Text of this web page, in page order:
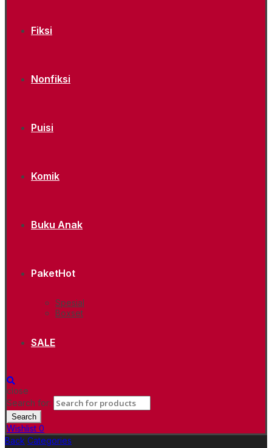
Fiksi
Nonfiksi
Puisi
Komik
Buku Anak
PaketHot
Spesial
Boxset
SALE
close
Search for:
Search
Wishlist 0
Back Categories